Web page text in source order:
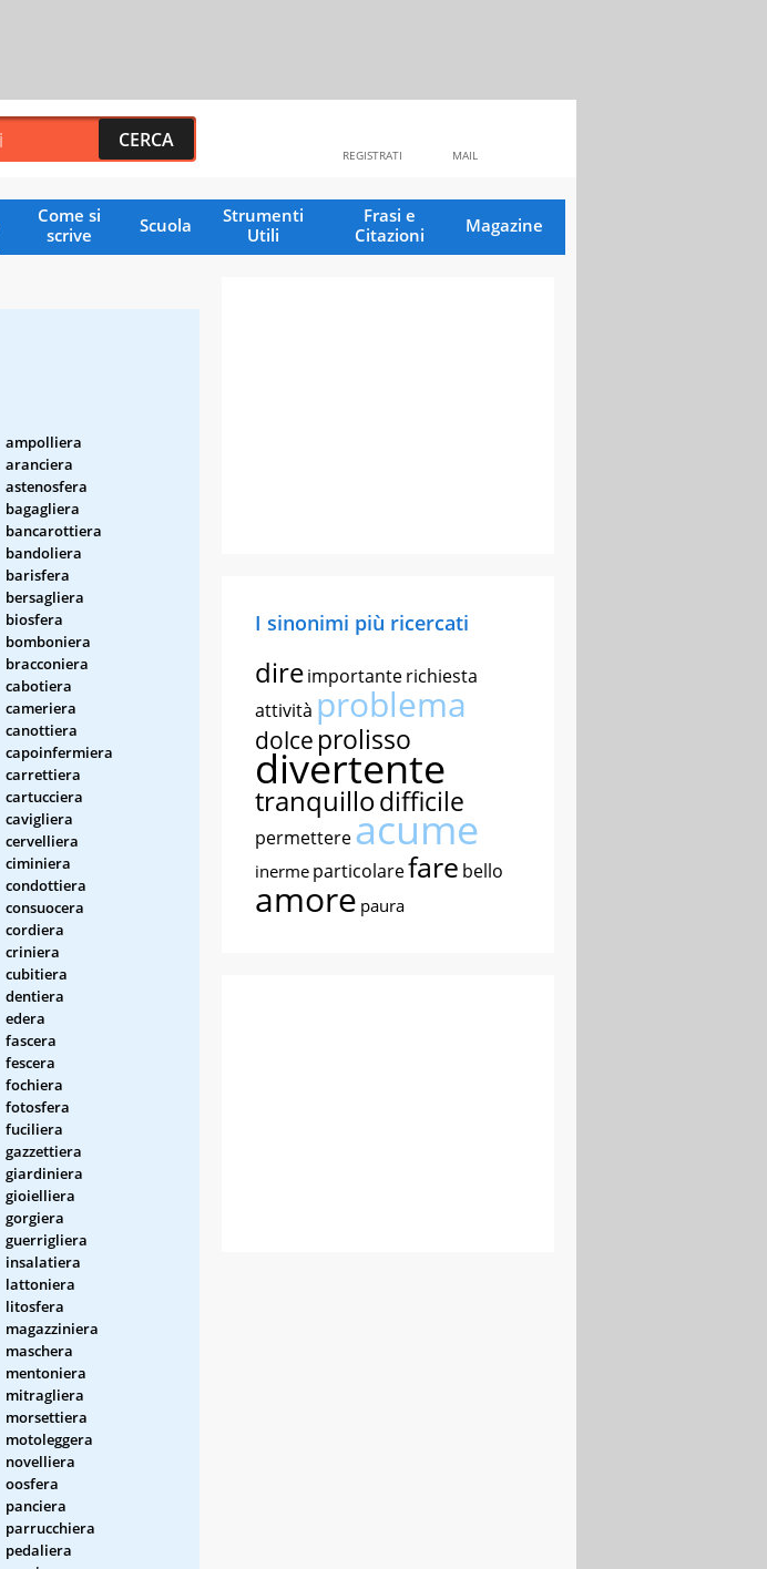
MAIL
REGISTRATI
Come si
scrive
Scuola
Strumenti
Utili
Frasi e
Citazioni
Magazine
ampolliera
aranciera
astenosfera
bagagliera
bancarottiera
bandoliera
barisfera
bersagliera
biosfera
bomboniera
bracconiera
cabotiera
cameriera
canottiera
capoinfermiera
carrettiera
cartucciera
cavigliera
cervelliera
ciminiera
condottiera
consuocera
cordiera
criniera
cubitiera
dentiera
edera
fascera
fescera
fochiera
fotosfera
fuciliera
gazzettiera
giardiniera
gioielliera
gorgiera
guerrigliera
insalatiera
lattoniera
litosfera
magazziniera
maschera
mentoniera
mitragliera
morsettiera
motoleggera
novelliera
oosfera
panciera
parrucchiera
pedaliera
I sinonimi più ricercati
direimportanterichiesta
attività problema
dolce prolisso
divertente
tranquillodifficile
permettereacume
inerme particolarefare bello
amore paura